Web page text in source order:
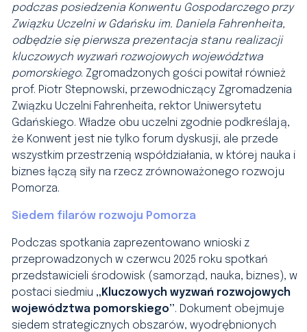
podczas posiedzenia Konwentu Gospodarczego przy
Związku Uczelni w Gdańsku im. Daniela Fahrenheita,
odbędzie się pierwsza prezentacja stanu realizacji
kluczowych wyzwań rozwojowych województwa
pomorskiego. Zgromadzonych gości powitał również
prof. Piotr Stepnowski, przewodniczący Zgromadzenia
Związku Uczelni Fahrenheita, rektor Uniwersytetu
Gdańskiego. Władze obu uczelni zgodnie podkreślają,
że Konwent jest nie tylko forum dyskusji, ale przede
wszystkim przestrzenią współdziałania, w której nauka i
biznes łączą siły na rzecz zrównoważonego rozwoju
Pomorza.
Siedem filarów rozwoju Pomorza
Podczas spotkania zaprezentowano wnioski z
przeprowadzonych w czerwcu 2025 roku spotkań
przedstawicieli środowisk (samorząd, nauka, biznes), w
postaci siedmiu „Kluczowych wyzwań rozwojowych
województwa pomorskiego”. Dokument obejmuje
siedem strategicznych obszarów, wyodrębnionych